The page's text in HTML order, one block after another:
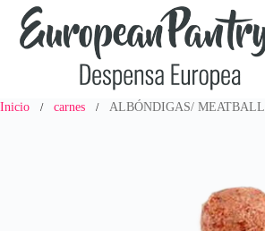
Saltar
contenido
Inicio / carnes / ALBÓNDIGAS/ MEATBALL